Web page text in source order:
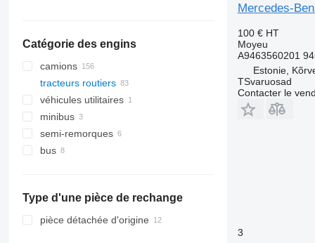
Catégorie des engins
camions
tracteurs routiers
véhicules utilitaires
minibus
semi-remorques
bus
Type d'une pièce de rechange
pièce détachée d'origine
Mercedes-
100 € HT
Moyeu
A9463560201
Estonie,
TSvaruosad
Contacter le
3